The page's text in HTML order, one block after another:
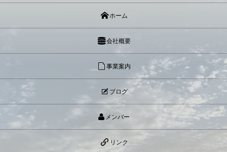
ホーム
会社概要
事業案内
ブログ
メンバー
リンク